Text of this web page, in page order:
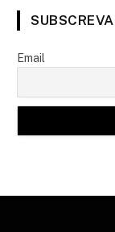
Email